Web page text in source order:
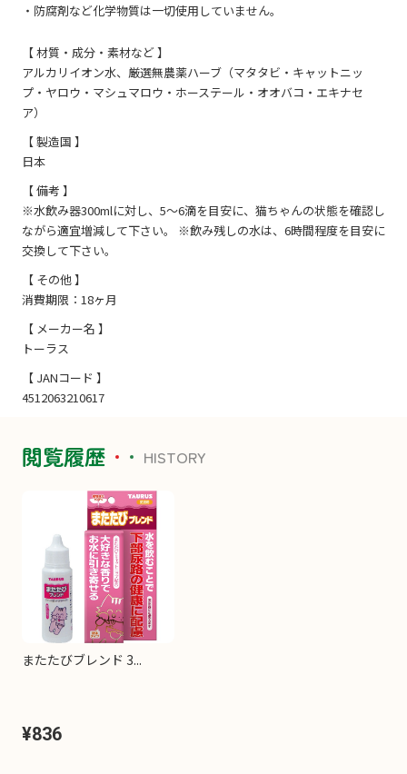
・防腐剤など化学物質は一切使用していません。
【 材質・成分・素材など 】
アルカリイオン水、厳選無農薬ハーブ（マタタビ・キャットニッ
プ・ヤロウ・マシュマロウ・ホーステール・オオバコ・エキナセ
ア）
【 製造国 】
日本
【 備考 】
※水飲み器300mlに対し、5～6滴を目安に、猫ちゃんの状態を確認し
ながら適宜増減して下さい。 ※飲み残しの水は、6時間程度を目安に
交換して下さい。
【 その他 】
消費期限：18ヶ月
【 メーカー名 】
トーラス
【 JANコード 】
4512063210617
閲覧履歴 HISTORY
またたびブレンド 3...
¥836